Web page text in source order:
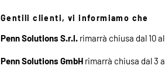
Gentili clienti, vi informiamo che
Penn Solutions S.r.l. rimarrà chiusa dal 10
Penn Solutions GmbH rimarrà chiusa dal 3